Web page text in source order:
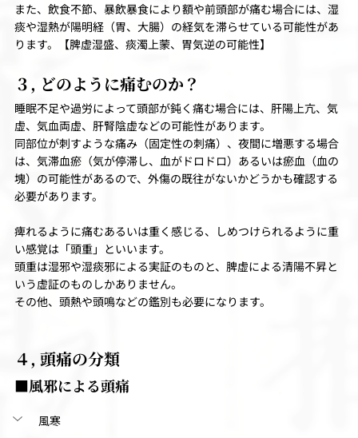
また、飲食不節、暴飲暴食により額や前頭部が痛む場合には、湿
痰や湿熱が陽明経（胃、大腸）の経気を滞らせている可能性があ
ります。【脾虚湿盛、痰濁上蒙、胃気逆の可能性】
３, どのように痛むのか？
睡眠不足や過労によって頭部が鈍く痛む場合には、肝陽上亢、気
虚、気血両虚、肝腎陰虚などの可能性があります。
同部位が刺すような痛み（固定性の刺痛）、夜間に増悪する場合
は、気滞血瘀（気が停滞し、血がドロドロ）あるいは瘀血（血の
塊）の可能性があるので、外傷の既往がないかどうかも確認する
必要があります。
痺れるように痛むあるいは重く感じる、しめつけられるように重
い感覚は「頭重」といいます。
頭重は湿邪や湿痰邪による実証のものと、脾虚による清陽不昇と
いう虚証のものしかありません。
その他、頭熱や頭鳴などの鑑別も必要になります。
４, 頭痛の分類
■風邪による頭痛
風寒